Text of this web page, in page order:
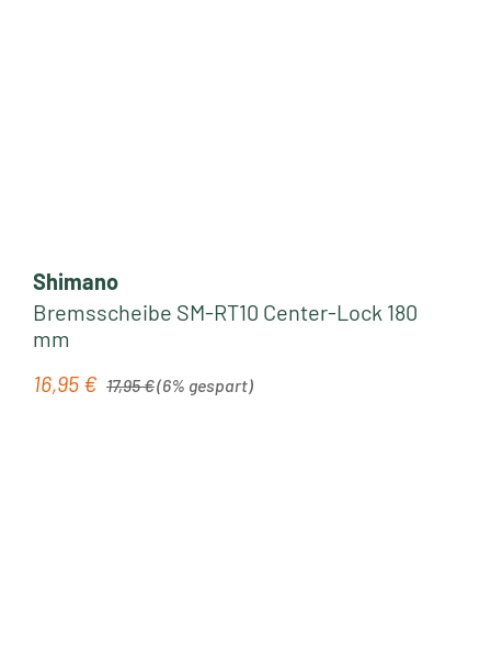
Shimano
Bremsscheibe SM-RT10 Center-Lock 180
mm
Verkaufspreis:
16,95 € Regulärer Preis:
17,95 €(6% gespart)